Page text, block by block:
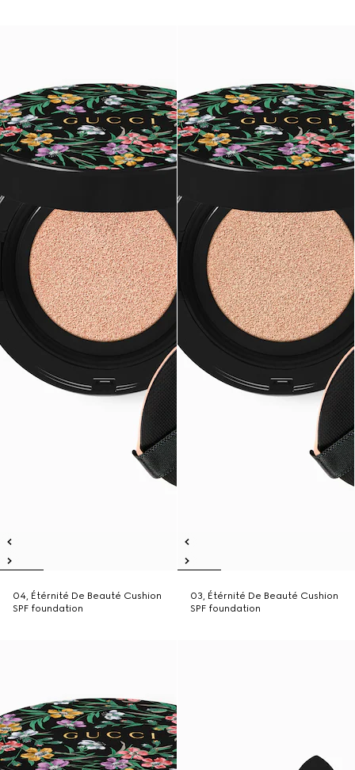
04, Étérnité De Beauté Cushion
SPF foundation
03, Étérnité De Beauté Cushion
SPF foundation